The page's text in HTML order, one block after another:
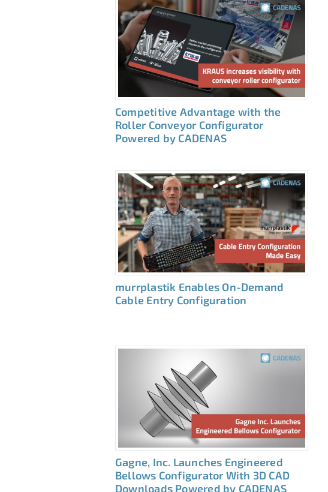
Competitive Advantage with the
Roller Conveyor Configurator
Powered by CADENAS
murrplastik Enables On-Demand
Cable Entry Configuration
Gagne, Inc. Launches Engineered
Bellows Configurator With 3D CAD
Downloads Powered by CADENAS